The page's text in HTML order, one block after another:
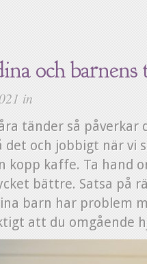
och barnens
in
tänder så påverkar
och jobbigt när vi
kopp kaffe. Ta hand
bättre. Satsa på
barn har problem
att du omgående